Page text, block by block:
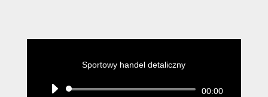
Sportowy handel detaliczny
Odtwarzacz
00:00